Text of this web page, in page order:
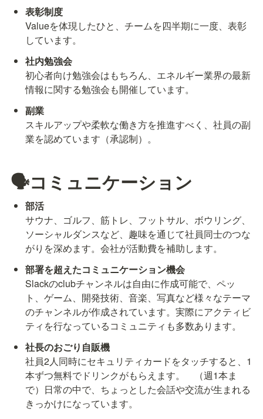
Valueを体現したひと、チームを四半期に一度、表彰
しています。
初心者向け勉強会はもちろん、エネルギー業界の最新
情報に関する勉強会も開催しています。
スキルアップや柔軟な働き方を推進すべく、社員の副
業を認めています（承認制）。
🗣️コミュニケーション
部活
サウナ、ゴルフ、筋トレ、フットサル、ボウリング、
ソーシャルダンスなど、趣味を通じて社員同士のつな
がりを深めます。会社が活動費を補助します。
Slackのclubチャンネルは自由に作成可能で、ペッ
ト、ゲーム、開発技術、音楽、写真など様々なテーマ
のチャンネルが作成されています。実際にアクティビ
ティを行なっているコミュニティも多数あります。
社員2人同時にセキュリティカードをタッチすると、1
本ずつ無料でドリンクがもらえます。　（週1本ま
で）日常の中で、ちょっとした会話や交流が生まれる
きっかけになっています。